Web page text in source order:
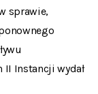
sprawie,
II Instancji wydał